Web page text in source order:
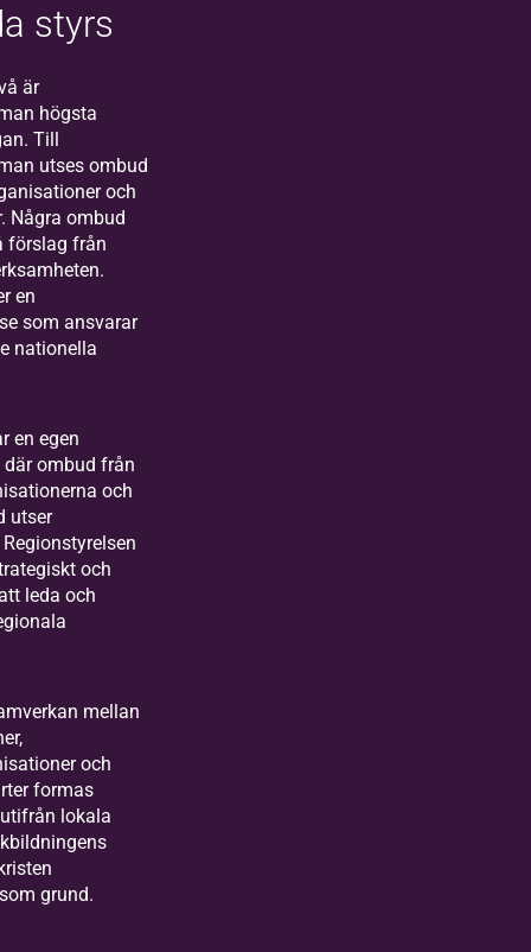
styrs
är
högsta
Till
utses ombud
och
Några ombud
förslag från
en
som ansvarar
nationella
en egen
ombud från
och
utser
och
leda och
mellan
och
formas
lokala
grund.